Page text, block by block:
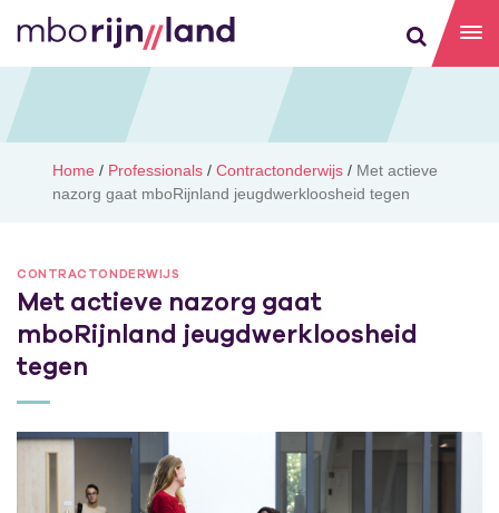
Home / Professionals /Contractonderwijs / Met actieve
nazorg gaat mboRijnland jeugdwerkloosheid tegen
CONTRACTONDERWIJS
Met actieve nazorg gaat
mboRijnland jeugdwerkloosheid
tegen